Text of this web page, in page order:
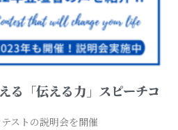
る「伝える力」スピーチコ
ストの説明会を開催